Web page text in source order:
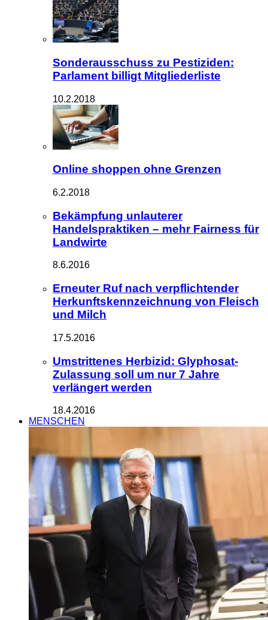
Sonderausschuss zu Pestiziden:
Parlament billigt Mitgliederliste
10.2.2018
Online shoppen ohne Grenzen
6.2.2018
Bekämpfung unlauterer
Handelspraktiken – mehr Fairness für
Landwirte
8.6.2016
Erneuter Ruf nach verpflichtender
Herkunftskennzeichnung von Fleisch
und Milch
17.5.2016
Umstrittenes Herbizid: Glyphosat-
Zulassung soll um nur 7 Jahre
verlängert werden
18.4.2016
MENSCHEN